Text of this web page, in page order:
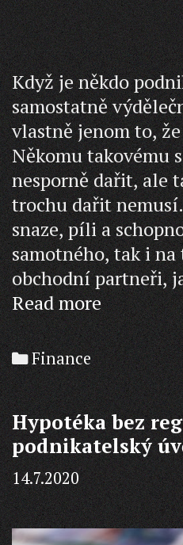
Když je někdo
samostatně
vlastně jenom to,
Někomu takovému
nesporně dařit, ale
trochu dařit
snaze, píli a
samotného, tak i
obchodní partneři,
Read more
nemají
nic
jisté
Categories
Finance
Hypotéka bez
podnikatelský
14.7.2020